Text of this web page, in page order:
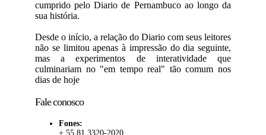
cumprido pelo Diario de Pernambuco ao longo da
sua história.
Desde o início, a relação do Diario com seus leitores
não se limitou apenas à impressão do dia seguinte,
mas a experimentos de interatividade que
culminariam no "em tempo real" tão comum nos
dias de hoje
Fale conosco
Fones:
+ 55 81 3320-2020